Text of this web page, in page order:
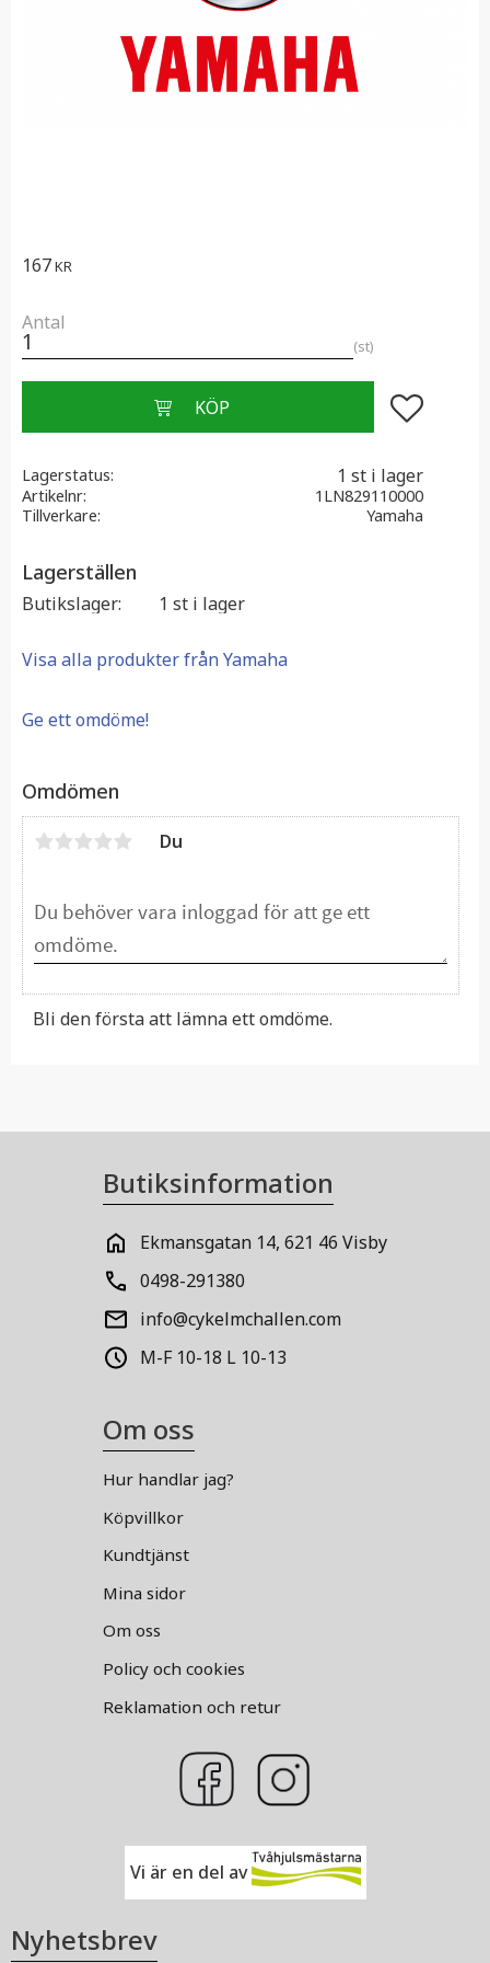
167KR
Antal
st
Lägg till i
Lagerstatus 1 st i lager
Artikelnr
1LN829110000
Tillverkare
Yamaha
Lagerställen
Butikslager 1 st i lager
Visa alla produkter från Yamaha
Ge ett omdöme!
Omdömen
Du
Bli den första att lämna ett omdöme.
Butiksinformation
Ekmansgatan 14, 621 46 Visby
0498-291380
info@cykelmchallen.com
M-F 10-18 L 10-13
Om oss
Hur handlar jag?
Köpvillkor
Kundtjänst
Mina sidor
Om oss
Policy och cookies
Reklamation och retur
Vi är en del av
Nyhetsbrev